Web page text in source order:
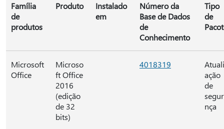
Família
de
produtos
Produto
Instalado
em
Número da
Base de Dados
de
Conhecimento
Tipo
de
Microsoft
Office
Microso
ft Office
2016
(edição
de 32
bits)
4018319
ação
de
nça